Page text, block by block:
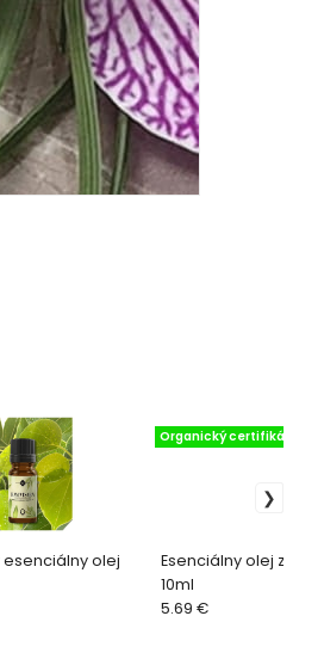
olej
Esenciálny olej z
10ml
Organický certifikát
5.69 €